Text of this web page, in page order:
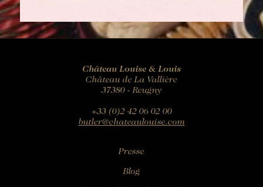
Château Louise & Louis
Château de La Vallière
37380 - Reugny
+33 (0)2 42 06 02 00
butler@chateaulouise.com
Presse
Blog